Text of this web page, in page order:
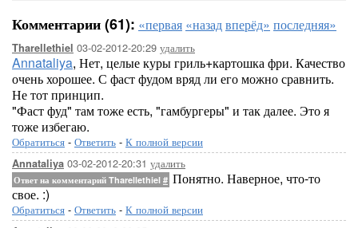
Комментарии (61): «первая «назадвперёд» последняя»
Tharellethiel 03-02-2012-20:29 удалить
Annataliya, Нет, целые куры гриль+картошка фри. Качество
очень хорошее. С фаст фудом вряд ли его можно сравнить.
Не тот принцип.
"Фаст фуд" там тоже есть, "гамбургеры" и так далее. Это я
тоже избегаю.
Обратиться - Ответить - К полной версии
Annataliya 03-02-2012-20:31 удалить
Ответ на комментарий Tharellethiel # Понятно. Наверное, что-то
свое. :)
Обратиться - Ответить - К полной версии